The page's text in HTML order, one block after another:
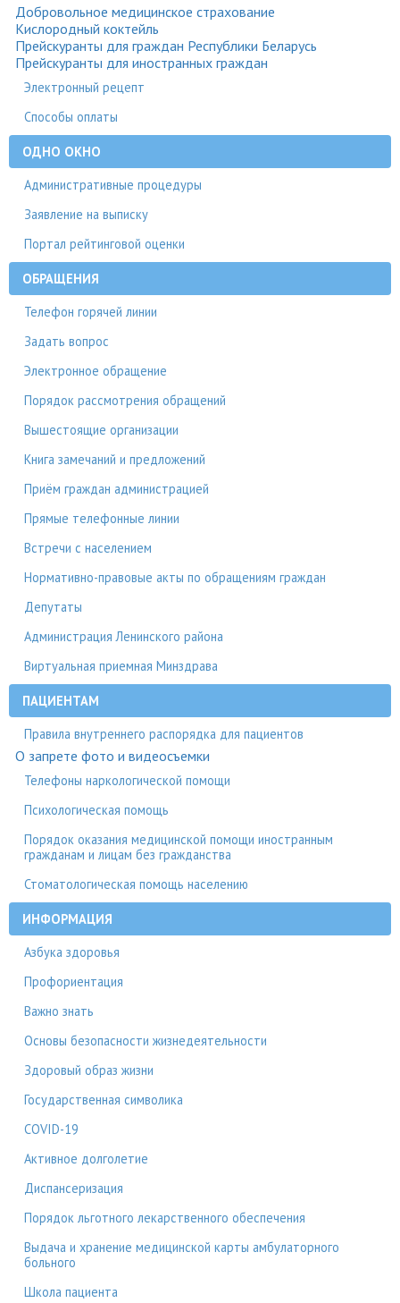
Добровольное медицинское страхование
Кислородный коктейль
Прейскуранты для граждан Республики Беларусь
Прейскуранты для иностранных граждан
Электронный рецепт
Способы оплаты
ОДНО ОКНО
Административные процедуры
Заявление на выписку
Портал рейтинговой оценки
ОБРАЩЕНИЯ
Телефон горячей линии
Задать вопрос
Электронное обращение
Порядок рассмотрения обращений
Вышестоящие организации
Книга замечаний и предложений
Приём граждан администрацией
Прямые телефонные линии
Встречи с населением
Нормативно-правовые акты по обращениям граждан
Депутаты
Администрация Ленинского района
Виртуальная приемная Минздрава
ПАЦИЕНТАМ
Правила внутреннего распорядка для пациентов
О запрете фото и видеосъемки
Телефоны наркологической помощи
Психологическая помощь
Порядок оказания медицинской помощи иностранным
гражданам и лицам без гражданства
Стоматологическая помощь населению
ИНФОРМАЦИЯ
Азбука здоровья
Профориентация
Важно знать
Основы безопасности жизнедеятельности
Здоровый образ жизни
Государственная символика
COVID-19
Активное долголетие
Диспансеризация
Порядок льготного лекарственного обеспечения
Выдача и хранение медицинской карты амбулаторного
больного
Школа пациента